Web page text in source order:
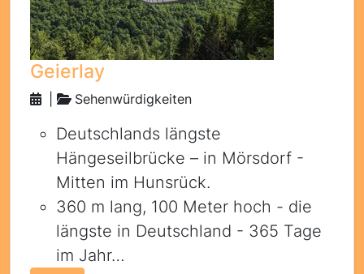
Geierlay
Sehenwürdigkeiten
Deutschlands längste
Hängeseilbrücke – in Mörsdorf -
Mitten im Hunsrück.
360 m lang, 100 Meter hoch - die
längste in Deutschland - 365 Tage
im Jahr…